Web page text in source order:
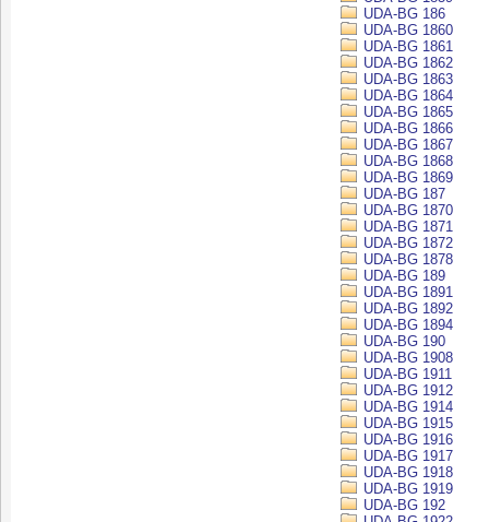
UDA-BG 186
UDA-BG 1860
UDA-BG 1861
UDA-BG 1862
UDA-BG 1863
UDA-BG 1864
UDA-BG 1865
UDA-BG 1866
UDA-BG 1867
UDA-BG 1868
UDA-BG 1869
UDA-BG 187
UDA-BG 1870
UDA-BG 1871
UDA-BG 1872
UDA-BG 1878
UDA-BG 189
UDA-BG 1891
UDA-BG 1892
UDA-BG 1894
UDA-BG 190
UDA-BG 1908
UDA-BG 1911
UDA-BG 1912
UDA-BG 1914
UDA-BG 1915
UDA-BG 1916
UDA-BG 1917
UDA-BG 1918
UDA-BG 1919
UDA-BG 192